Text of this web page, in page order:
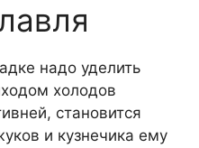
надо уделить
холодов
становится
и кузнечика ему